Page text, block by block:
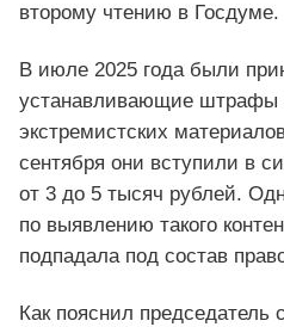
второму чтению в Госдуме.
В июле 2025 года были
устанавливающие штрафы
экстремистских
сентября они вступили в
от 3 до 5 тысяч рублей.
по выявлению такого
подпадала под состав
Как пояснил председатель